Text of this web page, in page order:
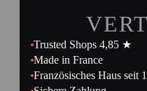
Trusted Shops 4,85 ★
Made in France
Französisches Haus seit